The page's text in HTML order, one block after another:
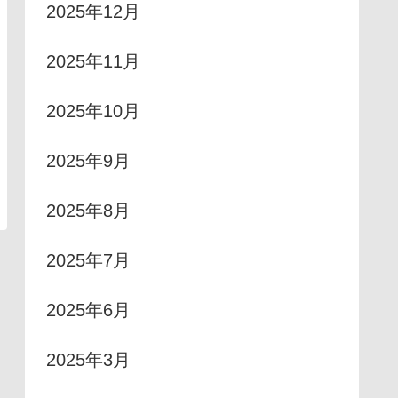
2025年12月
2025年11月
2025年10月
2025年9月
2025年8月
2025年7月
2025年6月
2025年3月